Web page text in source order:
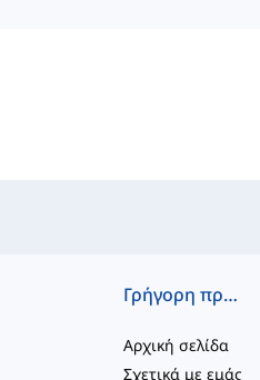
Γρήγορη πρόσβαση
Αρχική σελίδα
Σχετικά με εμάς